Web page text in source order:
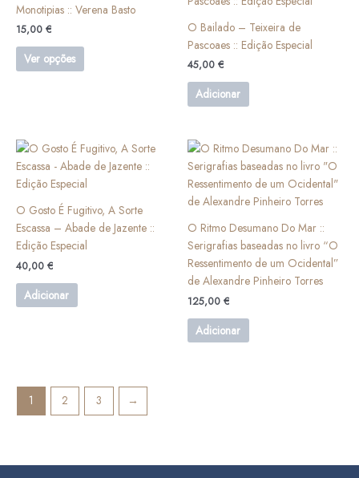
Monotipias :: Verena Basto
15,00 €
Ver opções
has
variants.
The
chosen
on
the
page
O Bailado – Teixeira de
Pascoaes :: Edição Especial
45,00 €
Adicionar
O Gosto É Fugitivo, A Sorte
Escassa – Abade de Jazente ::
Edição Especial
40,00 €
Adicionar
O Ritmo Desumano Do Mar ::
Serigrafias baseadas no livro “O
Ressentimento de um Ocidental”
de Alexandre Pinheiro Torres
125,00 €
Adicionar
1 2 3 →